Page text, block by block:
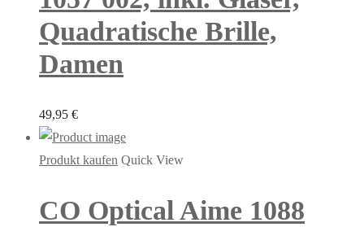
Quadratische Brille,
Damen
49,95 €
Produkt kaufen Quick View
CO Optical Aime 1088